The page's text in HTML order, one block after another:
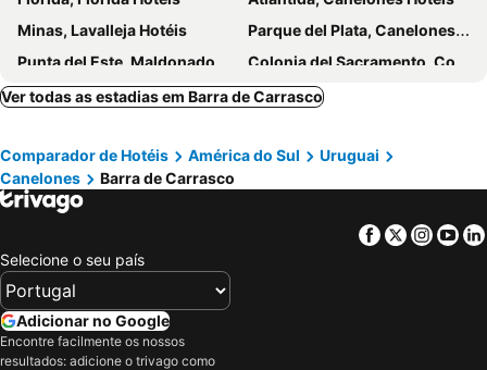
Opta Coliving
Hotel Alvear
27 Suites Hotel
Hotel Balfer
Cottage Carrasco
Hotel Gaviota
HOTEL COMERCIO PLAYA
Regency Park Hotel
Nuevo Hotel Aramaya
Minas, Lavalleja Hotéis
Parque del Plata, Canelones Hotéis
Punta del Este, Maldonado Hotéis
Colonia del Sacramento, Colônia Hotéis
Rivera, Rivera Hotéis
Punta del Diablo, Rocha Hotéis
La Paloma, Rocha Hotéis
Ver todas as estadias em Barra de Carrasco
Comparador de Hotéis América do Sul
Uruguai
Canelones
Barra de Carrasco
Facebook
Twitter
Selecione o seu país
Adicionar no Google
Encontre facilmente os nossos
resultados: adicione o trivago como